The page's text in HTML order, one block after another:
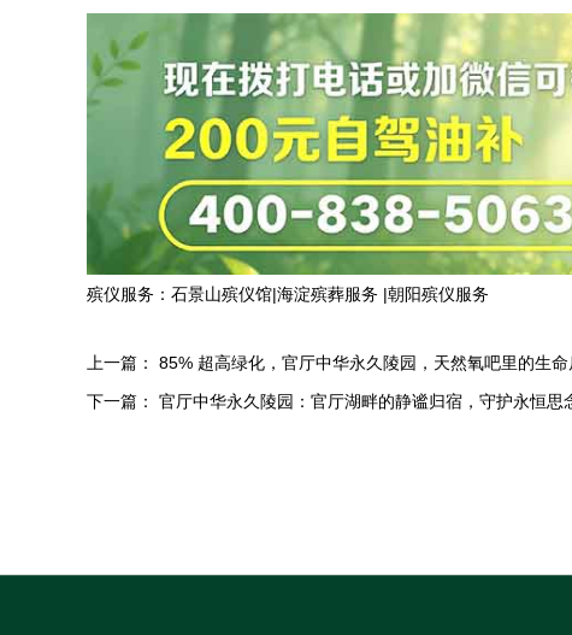
殡仪服务： 石景山殡仪馆|海淀殡葬服务 |朝阳殡仪服务
上一篇： 85% 超高绿化，官厅中华永久陵园，天然氧吧里的生命
下一篇： 官厅中华永久陵园：官厅湖畔的静谧归宿，守护永恒思